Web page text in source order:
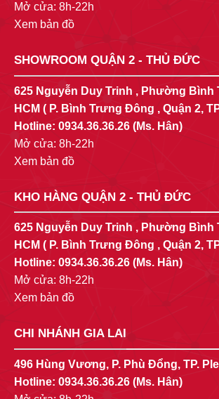
Mở cửa: 8h-22h
Xem bản đồ
SHOWROOM QUẬN 2 - THỦ ĐỨC
625 Nguyễn Duy Trinh , Phường Bình
HCM ( P. Bình Trưng Đông , Quận 2,
Hotline: 0934.36.36.26 (Ms. Hân)
Mở cửa: 8h-22h
Xem bản đồ
KHO HÀNG QUẬN 2 - THỦ ĐỨC
625 Nguyễn Duy Trinh , Phường Bình
HCM ( P. Bình Trưng Đông , Quận 2,
Hotline: 0934.36.36.26 (Ms. Hân)
Mở cửa: 8h-22h
Xem bản đồ
CHI NHÁNH GIA LAI
496 Hùng Vương, P. Phù Đổng, TP.
Hotline: 0934.36.36.26 (Ms. Hân)